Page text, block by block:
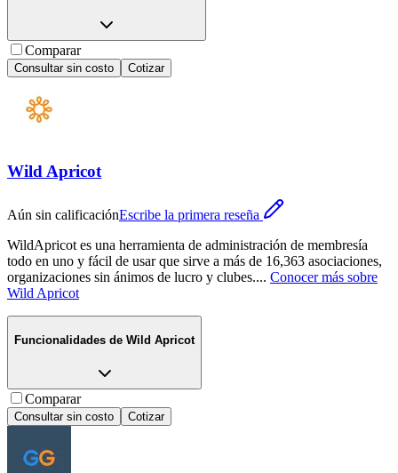
Comparar
Consultar sin costo Cotizar
Wild Apricot
Aún sin calificaciónEscribe la primera reseña
WildApricot es una herramienta de administración de membresía
todo en uno y fácil de usar que sirve a más de 16,363 asociaciones,
organizaciones sin ánimos de lucro y clubes.... Conocer más sobre
Wild Apricot
Funcionalidades de Wild Apricot
Comparar
Consultar sin costo Cotizar